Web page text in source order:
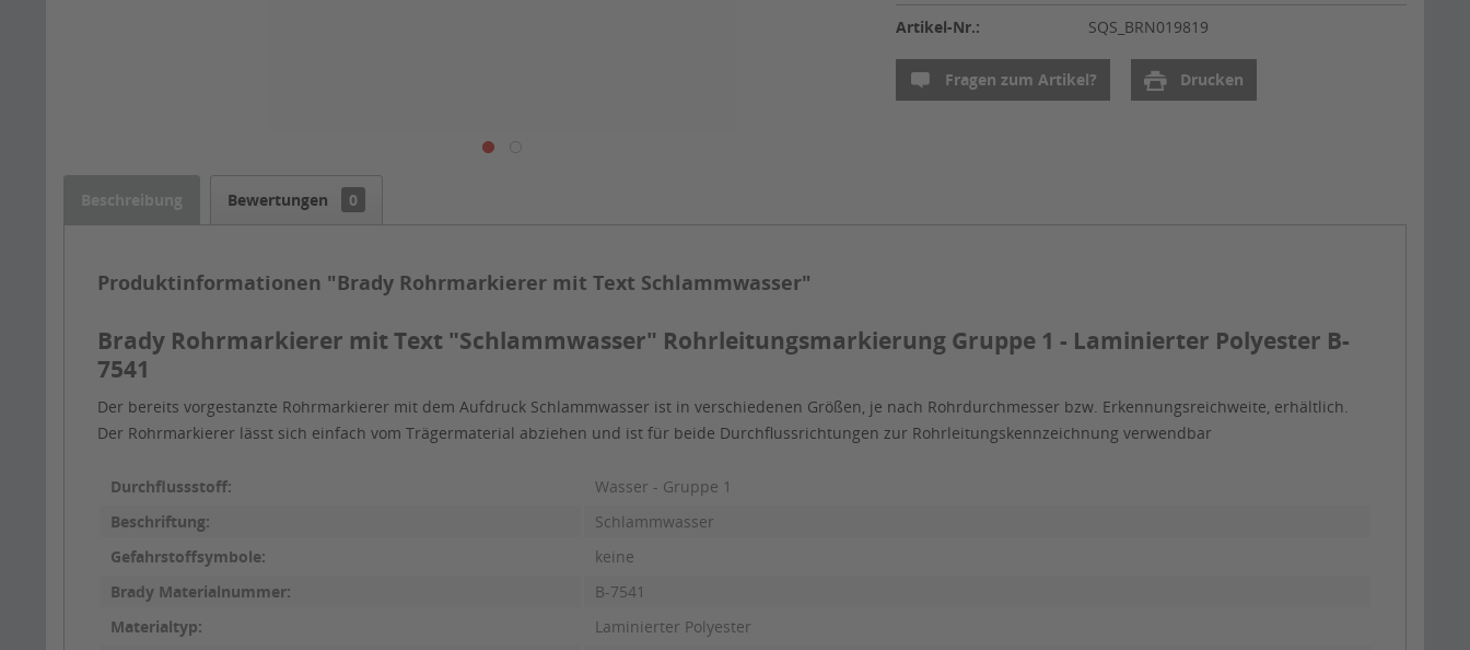
Artikel-Nr.: SQS_BRN019819
Fragen zum Artikel? Drucken
Beschreibung Bewertungen 0
Produktinformationen "Brady Rohrmarkierer mit Text Schlammwasser"
Brady Rohrmarkierer mit Text "Schlammwasser" Rohrleitungsmarkierung Gruppe 1 - Laminierter Polyester B-
7541
Der bereits vorgestanzte Rohrmarkierer mit dem Aufdruck Schlammwasser ist in verschiedenen Größen, je nach Rohrdurchmesser bzw. Erkennungsreichweite, erhältlich.
Der Rohrmarkierer lässt sich einfach vom Trägermaterial abziehen und ist für beide Durchflussrichtungen zur Rohrleitungskennzeichnung verwendbar
Durchflussstoff:
Wasser - Gruppe 1
Beschriftung:
Schlammwasser
Gefahrstoffsymbole:
keine
Brady Materialnummer:
B-7541
Materialtyp:
Laminierter Polyester